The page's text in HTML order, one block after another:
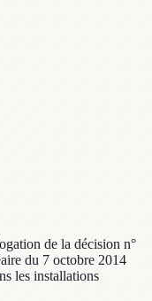
de la décision n°
du 7 octobre 2014
les installations